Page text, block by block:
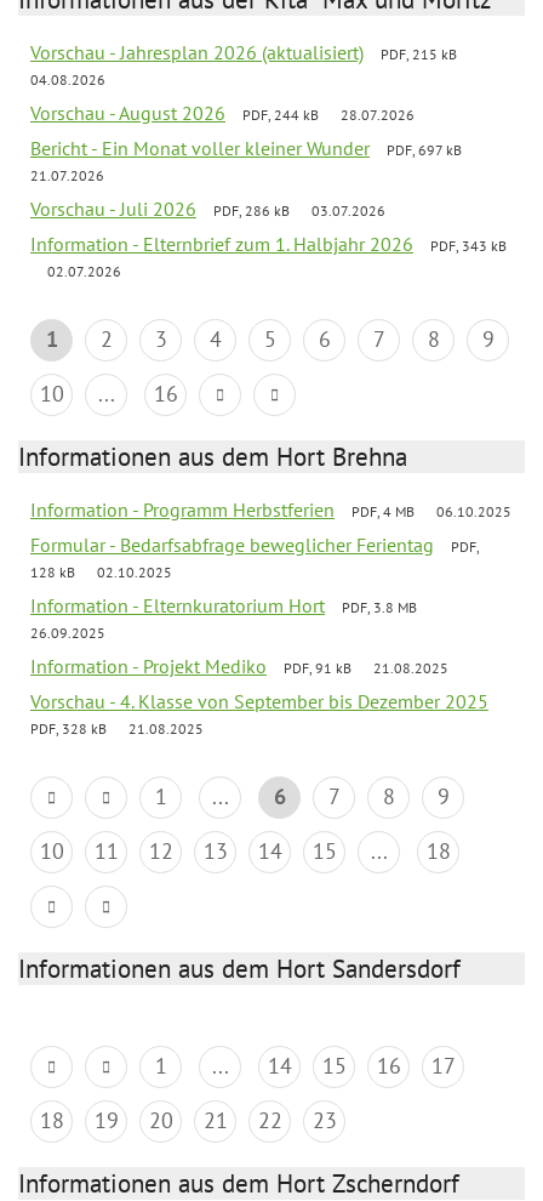
Vorschau - Jahresplan 2026 (aktualisiert)
PDF, 215 kB
04.08.2026
Vorschau - August 2026 PDF, 244 kB 28.07.2026
Bericht - Ein Monat voller kleiner Wunder
PDF, 697 kB
21.07.2026
Vorschau - Juli 2026 PDF, 286 kB 03.07.2026
Information - Elternbrief zum 1. Halbjahr 2026
PDF, 343 kB
02.07.2026
1 2 3 4 5 6 7 8
9
10
... 16
Informationen aus dem Hort Brehna
Information - Programm Herbstferien PDF, 4 MB 06.10.2025
Formular - Bedarfsabfrage beweglicher Ferientag
PDF,
128 kB
02.10.2025
Information - Elternkuratorium Hort
PDF, 3.8 MB
26.09.2025
Information - Projekt Mediko PDF, 91 kB 21.08.2025
Vorschau - 4. Klasse von September bis Dezember 2025
PDF, 328 kB 21.08.2025
1 ... 6 7 8
9
10
11 12 13 14 15 ... 18
Informationen aus dem Hort Sandersdorf
1 ... 14 15 16
17
18
19 20 21 22 23
Informationen aus dem Hort Zscherndorf